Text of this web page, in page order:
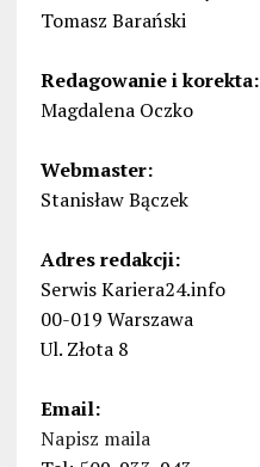
Tomasz Barański
Redagowanie i korekta:
Magdalena Oczko
Webmaster:
Stanisław Bączek
Adres redakcji:
Serwis Kariera24.info
00-019 Warszawa
Ul. Złota 8
Email:
Napisz maila